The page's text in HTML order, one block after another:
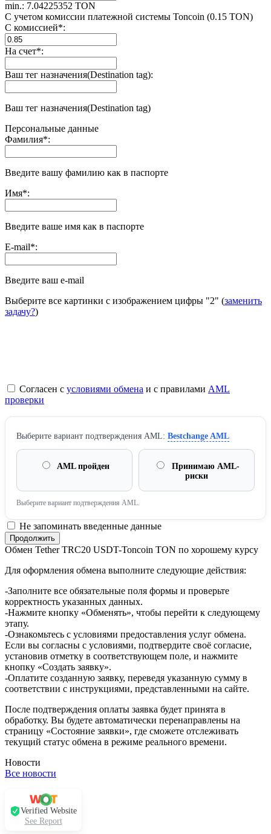
min.: 7.04225352 TON
С учетом комиссии платежной системы Toncoin (0.15 TON)
С комиссией*:
На счет*:
Ваш тег назначения(Destination tag):
Ваш тег назначения(Destination tag)
Персональные данные
Фамилия*:
Введите вашу фамилию как в паспорте
Имя*:
Введите ваше имя как в паспорте
E-mail*:
Введите ваш e-mail
Выберите все картинки с изображением цифры "2" (заменить
задачу?)
Согласен с условиями обмена и с правилами AML
проверки
Выберите вариант подтверждения AML: Bestchange AML
AML пройден
Принимаю AML-
риски
Выберите вариант подтверждения AML.
Не запоминать введенные данные
Обмен Tether TRC20 USDT-Toncoin TON по хорошему курсу
Для оформления обмена выполните следующие действия:
-Заполните все обязательные поля формы и проверьте
корректность указанных данных.
-Нажмите кнопку «Обменять», чтобы перейти к следующему
этапу.
-Ознакомьтесь с условиями предоставления услуг обмена.
Если вы согласны с условиями, подтвердите своё согласие,
установив отметку в соответствующем поле, и нажмите
кнопку «Создать заявку».
-Оплатите созданную заявку, переведя указанную сумму в
соответствии с инструкциями, представленными на сайте.
После подтверждения оплаты заявка будет принята в
обработку. Вы будете автоматически перенаправлены на
страницу «Состояние заявки», где сможете отслеживать
текущий статус обмена в режиме реального времени.
Новости
Все новости
Verified Website
See Report